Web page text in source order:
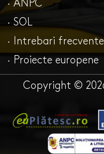
· ANPC
· SOL
· Intrebari frecvente
· Proiecte europene
Copyright ©